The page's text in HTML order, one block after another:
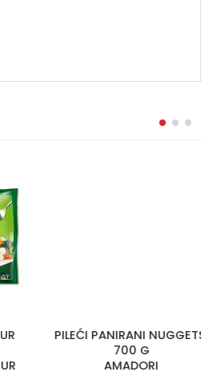
PILEĆI PANIRANI NUGGETSI
700 G
AMADORI